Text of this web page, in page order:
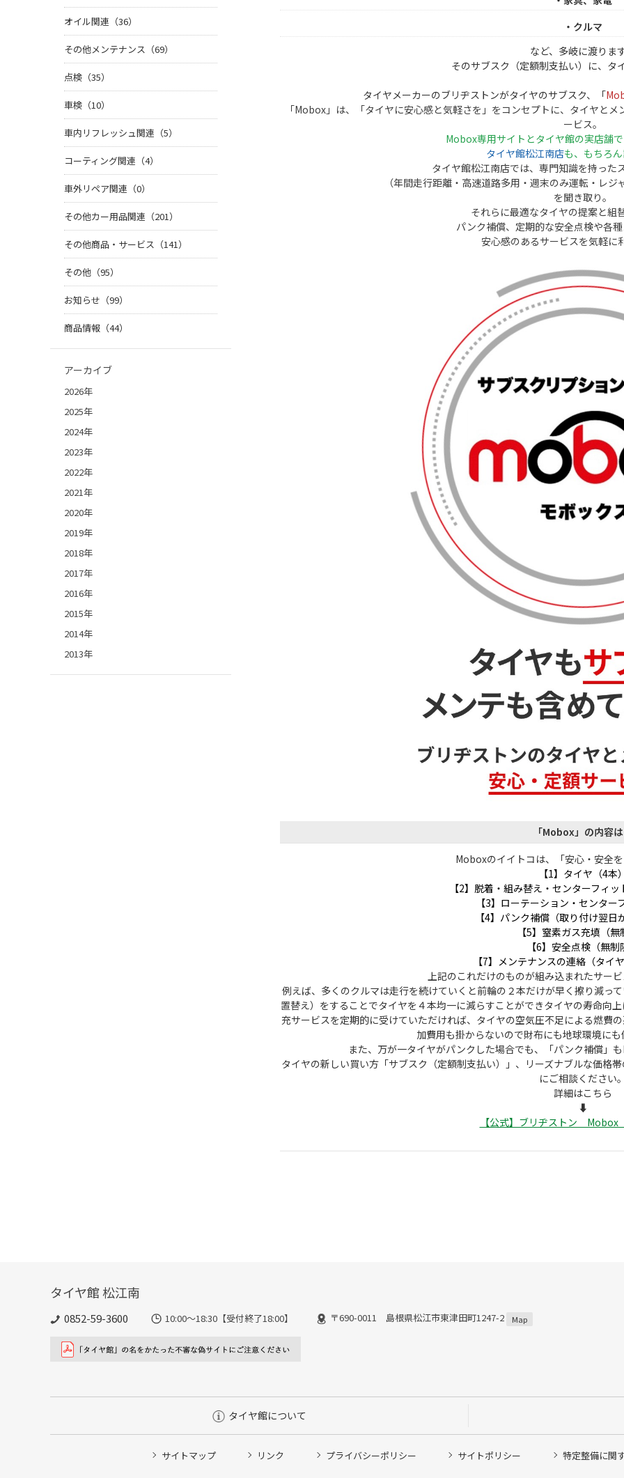
・クルマ
など、多岐に渡りま
そのサブスク（定額制支払い）に、タ
タイヤメーカーのブリヂストンがタイヤのサブスク、「
「Mobox」は、「タイヤに安心感と気軽さを」をコンセプトに、タイヤと
ービス。
Mobox専用サイトとタイヤ館の実店舗
タイヤ館松江南店も、もちろ
タイヤ館松江南店では、専門知識を持った
（年間走行距離・高速道路多用・週末のみ運転・レ
を聞き取り。
それらに最適なタイヤの提案と組
パンク補償、定期的な安全点検や各
安心感のあるサービスを気軽に
「Mobox」の内容
Moboxのイイトコは、「安心・安全
【1】タイヤ（4本
【2】脱着・組み替え・センターフィ
【3】ローテーション・センター
【4】パンク補償（取り付け翌日
【5】窒素ガス充填（無
【6】安全点検（無制
【7】メンテナンスの連絡（タイ
上記のこれだけのものが組み込まれたサー
例えば、多くのクルマは走行を続けていくと前輪の２本だけが早く擦り減っ
置替え）をすることでタイヤを４本均一に減らすことができタイヤの寿命向
充サービスを定期的に受けていただければ、タイヤの空気圧不足による燃費
加費用も掛からないので財布にも地球環境に
また、万が一タイヤがパンクした場合でも、「パンク補償」
タイヤの新しい買い方「サブスク（定額制支払い）」、リーズナブルな価格
にご相談ください
詳細はこちら
⬇︎
【公式】ブリヂストン Mobox
オイル関連（36）
その他メンテナンス（69）
点検（35）
車検（10）
車内リフレッシュ関連（5）
コーティング関連（4）
車外リペア関連（0）
その他カー用品関連（201）
その他商品・サービス（141）
その他（95）
お知らせ（99）
商品情報（44）
アーカイブ
2026年
2025年
2024年
2023年
2022年
2021年
2020年
2019年
2018年
2017年
2016年
2015年
2014年
2013年
タイヤ館 松江南
0852-59-3600 10:00～18:30【受付終了18:00】 〒690-0011 島根県松江市東津田町1247-2 Map
タイヤ館について
サイトマップ リンク プライバシーポリシー サイトポリシー 特定整備に関
タイヤ点検・安全点検/タイヤ履き替え/オイル交換/その他ピット作業の予約